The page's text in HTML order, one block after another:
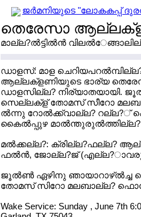
ജര്‍മനിയുടെ "ലോകകപ്പ്
തെരേസാ
മാല്ല?ല്‍ട്ടില്‍ന്‍
ഡാളസ്: മാള
ആല്ലക്ളണിയുടെ ഭാര്യ
ഡാളസില്ല? നിര്യാതയായി.
സെല്ലക്ള് തോമസ് സീറോ
ല്‍ന്നു റോല്‍ക്ക്വാല്ല? റല്ല?്
കൈല്‍പ്പുഴ
മല്‍ക്കല്ല?: ക്രില്ല?ഫല്ല?
ഫല്‍ന്‍, ജോല്ല?ജ് (എല്ല?ാവരും
ജൂല്‍ണ്‍ ഏഴിനു
തോമസ് സിറോ മലബാല്ല?
Wake Service: Sunday , June 7th